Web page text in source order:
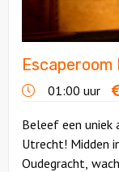
01:00 uur
Beleef een uniek
Utrecht! Midden
Oudegracht,